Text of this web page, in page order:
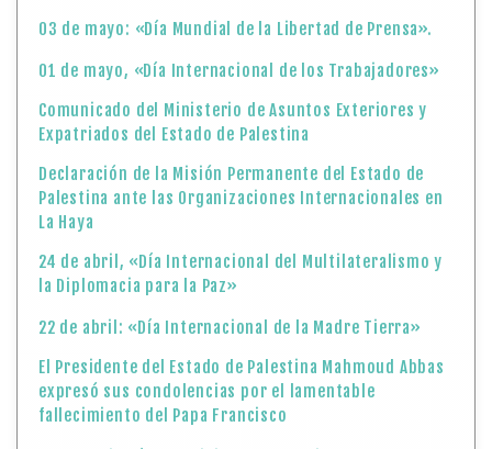
03 de mayo: «Día Mundial de la Libertad de Prensa».
01 de mayo, «Día Internacional de los Trabajadores»
Comunicado del Ministerio de Asuntos Exteriores y
Expatriados del Estado de Palestina
Declaración de la Misión Permanente del Estado de
Palestina ante las Organizaciones Internacionales en
La Haya
24 de abril, «Día Internacional del Multilateralismo y
la Diplomacia para la Paz»
22 de abril: «Día Internacional de la Madre Tierra»
El Presidente del Estado de Palestina Mahmoud Abbas
expresó sus condolencias por el lamentable
fallecimiento del Papa Francisco